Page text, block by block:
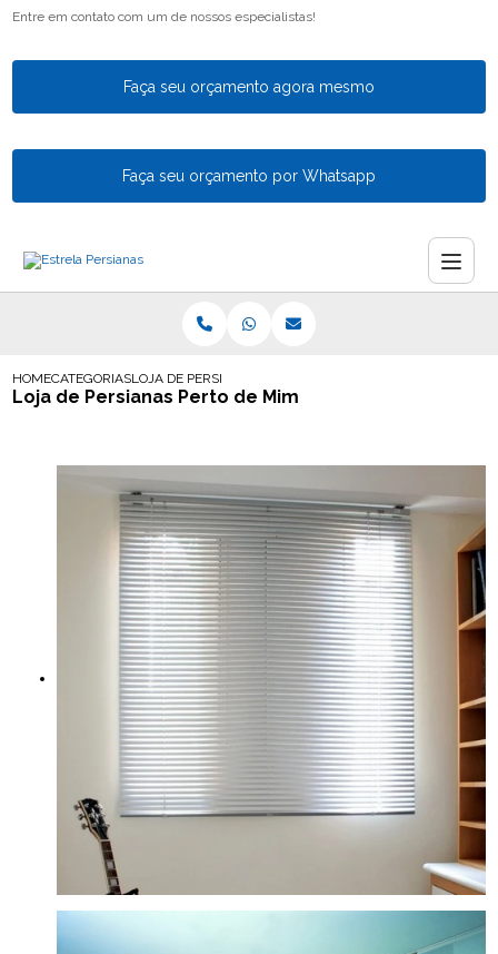
Entre em contato com um de nossos especialistas!
Faça seu orçamento agora mesmo
Faça seu orçamento por Whatsapp
HOMECATEGORIASLOJA DE PERSIANAS PERTO DE MIM
Loja de Persianas Perto de Mim